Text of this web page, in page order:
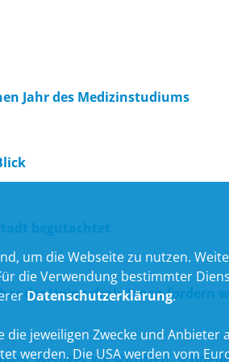
Jahr des Medizinstudiums
begutachtet
der Unionsfraktionen fordern
um die Webseite zu nutzen.
die Verwendung bestimmter
Datenschutzerklärung.
die jeweiligen Zwecke und Anbieter
werden. Die USA werden vom